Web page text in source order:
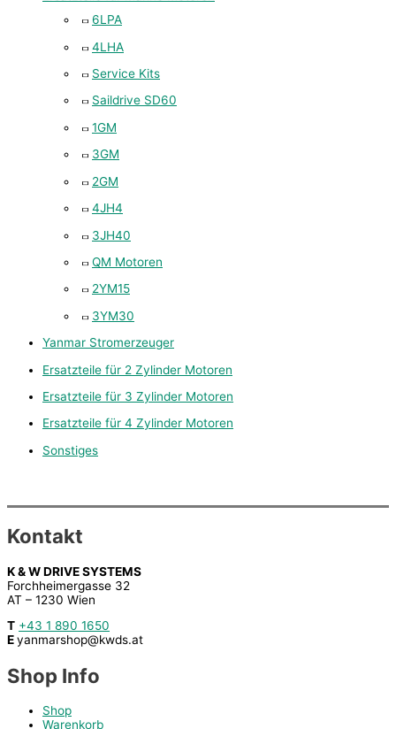
6LPA
4LHA
Service Kits
Saildrive SD60
1GM
3GM
2GM
4JH4
3JH40
QM Motoren
2YM15
3YM30
Yanmar Stromerzeuger
Ersatzteile für 2 Zylinder Motoren
Ersatzteile für 3 Zylinder Motoren
Ersatzteile für 4 Zylinder Motoren
Sonstiges
Kontakt
K & W DRIVE SYSTEMS
Forchheimergasse 32
AT – 1230 Wien
T +43 1 890 1650
Eyanmarshop@kwds.at
Shop Info
Shop
Warenkorb